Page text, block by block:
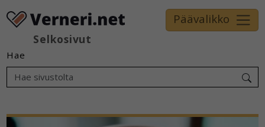
Selkosivut
Päävalikko
Hae